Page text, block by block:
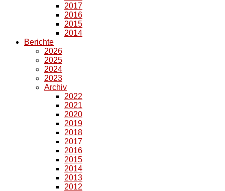
2017
2016
2015
2014
Berichte
2026
2025
2024
2023
Archiv
2022
2021
2020
2019
2018
2017
2016
2015
2014
2013
2012